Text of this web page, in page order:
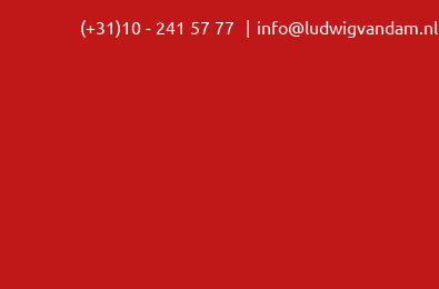
(+31)10 - 241 57 77 | info@ludwigvandam.nl